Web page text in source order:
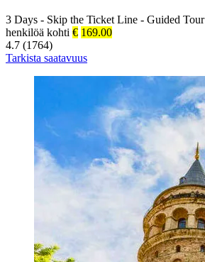
3 Days - Skip the Ticket Line - Guided Tour
henkilöä kohti € 169.00
4.7 (1764)
Tarkista saatavuus